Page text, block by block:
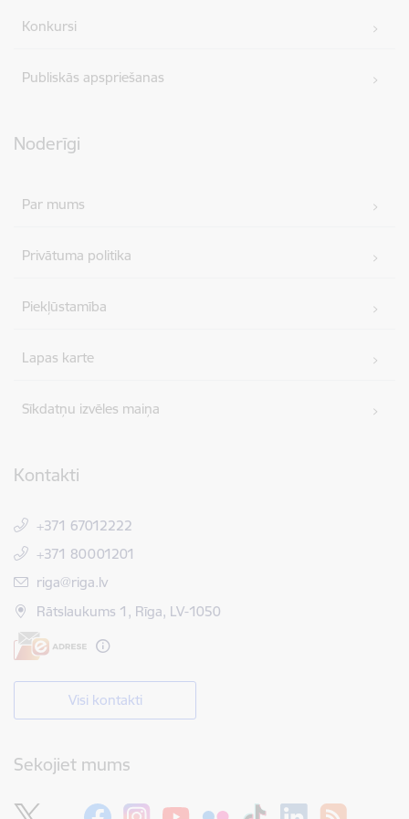
Konkursi
Publiskās apspriešanas
Noderīgi
Par mums
Privātuma politika
Piekļūstamība
Lapas karte
Sīkdatņu izvēles maiņa
Kontakti
+371 67012222
+371 80001201
E-pasts:
riga@riga.lv
Rātslaukums 1, Rīga, LV-1050
Visi kontakti
Sekojiet mums